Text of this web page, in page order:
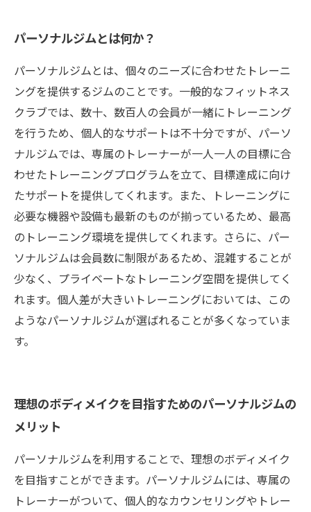
パーソナルジムとは何か？
パーソナルジムとは、個々のニーズに合わせたトレーニ
ングを提供するジムのことです。一般的なフィットネス
クラブでは、数十、数百人の会員が一緒にトレーニング
を行うため、個人的なサポートは不十分ですが、パーソ
ナルジムでは、専属のトレーナーが一人一人の目標に合
わせたトレーニングプログラムを立て、目標達成に向け
たサポートを提供してくれます。また、トレーニングに
必要な機器や設備も最新のものが揃っているため、最高
のトレーニング環境を提供してくれます。さらに、パー
ソナルジムは会員数に制限があるため、混雑することが
少なく、プライベートなトレーニング空間を提供してく
れます。個人差が大きいトレーニングにおいては、この
ようなパーソナルジムが選ばれることが多くなっていま
す。
理想のボディメイクを目指すためのパーソナルジムの
メリット
パーソナルジムを利用することで、理想のボディメイク
を目指すことができます。パーソナルジムには、専属の
トレーナーがついて、個人的なカウンセリングやトレー